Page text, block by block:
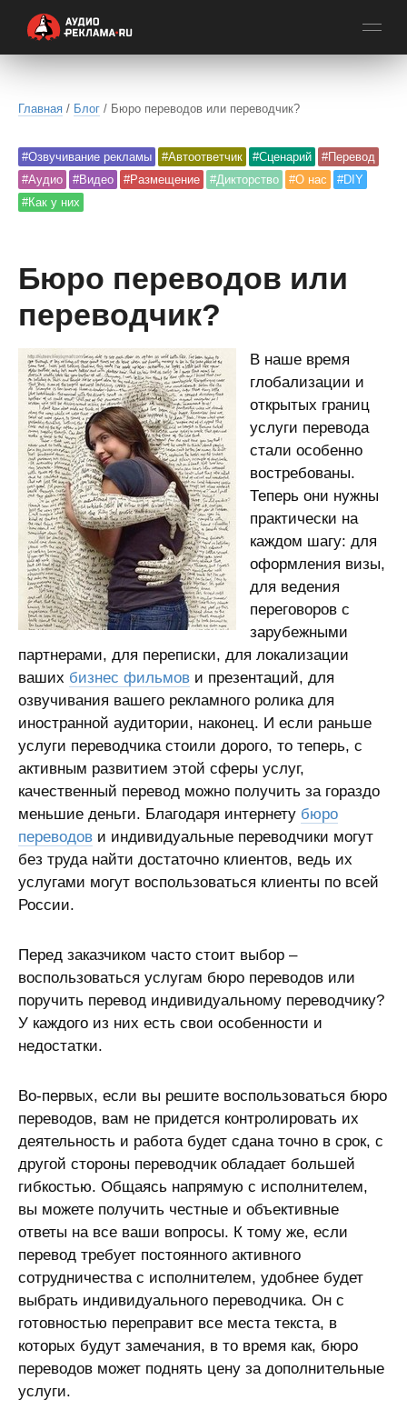
Главная / Блог / Бюро переводов или переводчик?
#Озвучивание рекламы #Автоответчик #Сценарий
#Перевод
#Аудио
#Видео #Размещение #Дикторство #О нас
#DIY
#Как у них
Бюро переводов или
переводчик?
В наше время
глобализации и
открытых границ
услуги перевода
стали особенно
востребованы.
Теперь они нужны
практически на
каждом шагу: для
оформления визы,
для ведения
переговоров с
зарубежными
партнерами, для переписки, для локализации
ваших бизнес фильмов и презентаций, для
озвучивания вашего рекламного ролика для
иностранной аудитории, наконец. И если раньше
услуги переводчика стоили дорого, то теперь, с
активным развитием этой сферы услуг,
качественный перевод можно получить за гораздо
меньшие деньги. Благодаря интернету бюро
переводов и индивидуальные переводчики могут
без труда найти достаточно клиентов, ведь их
услугами могут воспользоваться клиенты по всей
России.
Перед заказчиком часто стоит выбор –
воспользоваться услугам бюро переводов или
поручить перевод индивидуальному переводчику?
У каждого из них есть свои особенности и
недостатки.
Во-первых, если вы решите воспользоваться бюро
переводов, вам не придется контролировать их
деятельность и работа будет сдана точно в срок, с
другой стороны переводчик обладает большей
гибкостью. Общаясь напрямую с исполнителем,
вы можете получить честные и объективные
ответы на все ваши вопросы. К тому же, если
перевод требует постоянного активного
сотрудничества с исполнителем, удобнее будет
выбрать индивидуального переводчика. Он с
готовностью переправит все места текста, в
которых будут замечания, в то время как, бюро
переводов может поднять цену за дополнительные
услуги.